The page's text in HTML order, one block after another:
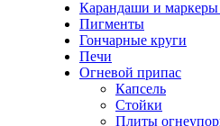
Карандаши и маркеры
Пигменты
Гончарные круги
Печи
Огневой припас
Капсель
Стойки
Плиты